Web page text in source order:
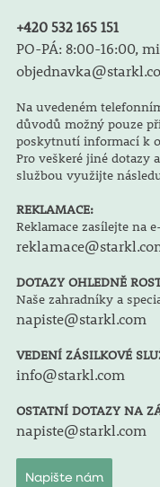
+420 532 165 151
PO-PÁ: 8:00-16:00,
Na uvedeném
důvodů možný pouze
poskytnutí informací k
Pro veškeré jiné dotazy
službou využijte
REKLAMACE:
Reklamace zasílejte na
DOTAZY OHLEDNĚ
Naše zahradníky a
napiste@starkl.com
VEDENÍ ZÁSILKOVÉ
info@starkl.com
OSTATNÍ DOTAZY NA
napiste@starkl.com
Napište nám